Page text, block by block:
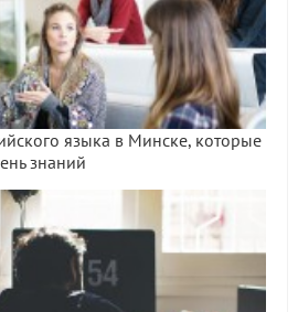
языка в Минске, которые
знаний